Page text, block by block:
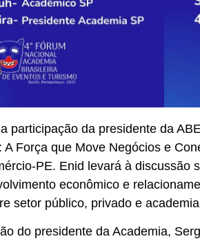
participação da presidente da
A Força que Move Negócios e
PE. Enid levará à discussão
econômico e
setor público, privado e
do presidente da Academia,